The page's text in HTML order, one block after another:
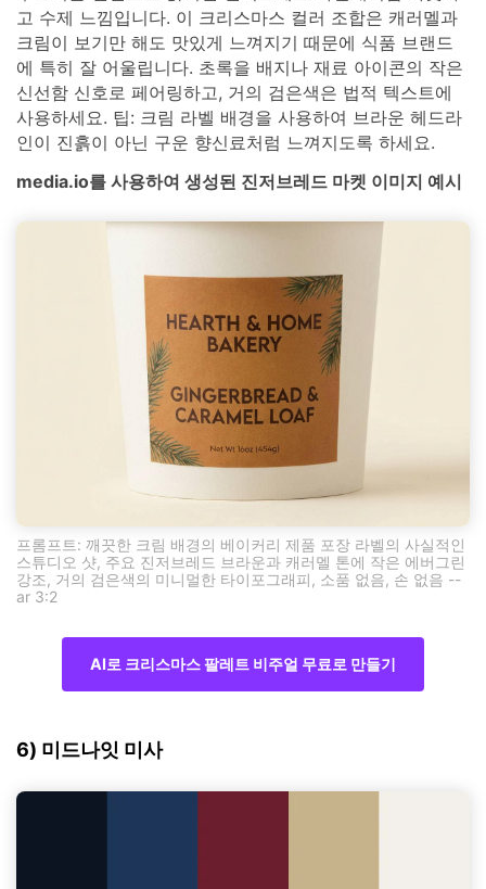
고 수제 느낌입니다. 이 크리스마스 컬러 조합은 캐러멜과
크림이 보기만 해도 맛있게 느껴지기 때문에 식품 브랜드
에 특히 잘 어울립니다. 초록을 배지나 재료 아이콘의 작은
신선함 신호로 페어링하고, 거의 검은색은 법적 텍스트에
사용하세요. 팁: 크림 라벨 배경을 사용하여 브라운 헤드라
인이 진흙이 아닌 구운 향신료처럼 느껴지도록 하세요.
media.io를 사용하여 생성된 진저브레드 마켓 이미지 예시
프롬프트: 깨끗한 크림 배경의 베이커리 제품 포장 라벨의 사실적인
스튜디오 샷, 주요 진저브레드 브라운과 캐러멜 톤에 작은 에버그린
강조, 거의 검은색의 미니멀한 타이포그래피, 소품 없음, 손 없음 --
ar 3:2
AI로 크리스마스 팔레트 비주얼 무료로 만들기
6) 미드나잇 미사